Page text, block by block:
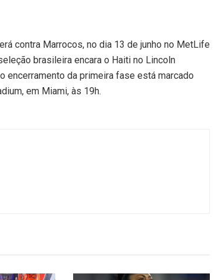
contra Marrocos, no dia 13 de junho no MetLife
brasileira encara o Haiti no Lincoln
encerramento da primeira fase está marcado
em Miami, às 19h.